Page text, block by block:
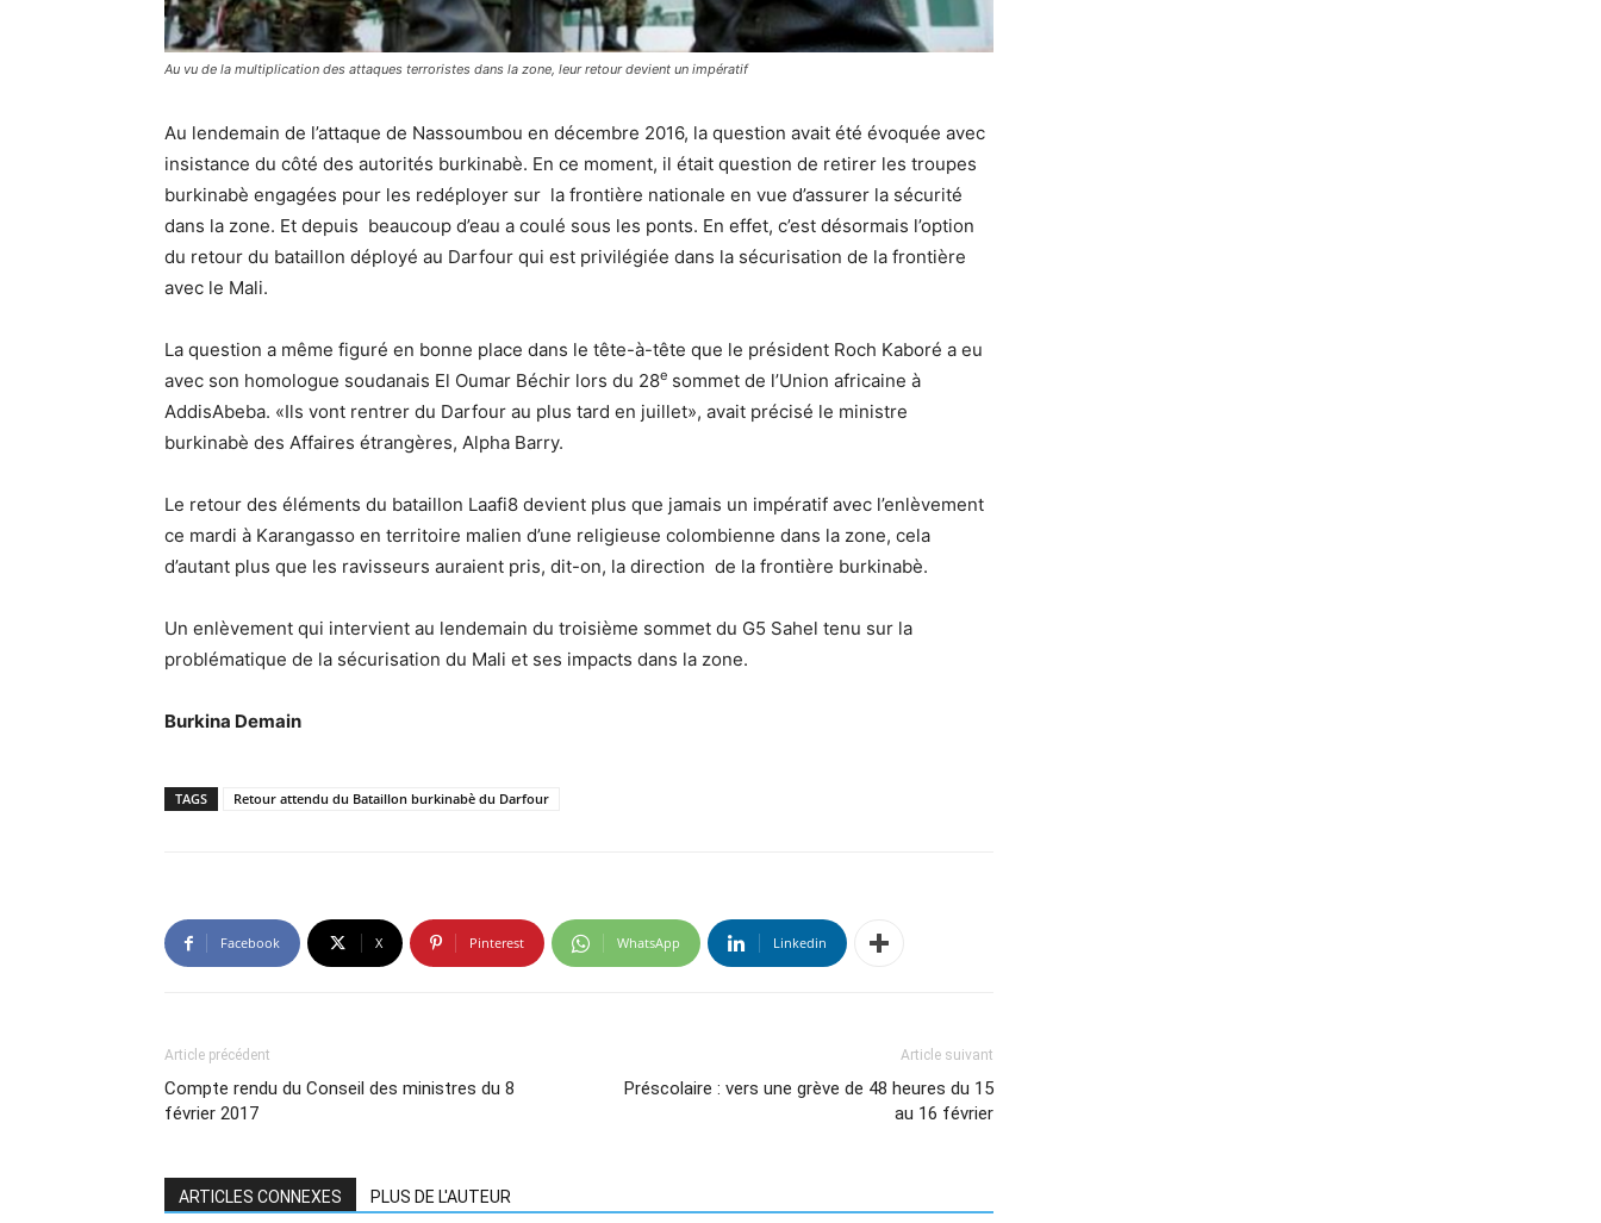
Au vu de la multiplication des attaques terroristes dans la zone, leur retour devient un impératif
Au lendemain de l’attaque de Nassoumbou en décembre 2016, la question avait été évoquée avec
insistance du côté des autorités burkinabè. En ce moment, il était question de retirer les troupes
burkinabè engagées pour les redéployer sur la frontière nationale en vue d’assurer la sécurité
dans la zone. Et depuis beaucoup d’eau a coulé sous les ponts. En effet, c’est désormais l’option
du retour du bataillon déployé au Darfour qui est privilégiée dans la sécurisation de la frontière
avec le Mali.
La question a même figuré en bonne place dans le tête-à-tête que le président Roch Kaboré a eu
avec son homologue soudanais El Oumar Béchir lors du 28e sommet de l’Union africaine à
AddisAbeba. «Ils vont rentrer du Darfour au plus tard en juillet», avait précisé le ministre
burkinabè des Affaires étrangères, Alpha Barry.
Le retour des éléments du bataillon Laafi8 devient plus que jamais un impératif avec l’enlèvement
ce mardi à Karangasso en territoire malien d’une religieuse colombienne dans la zone, cela
d’autant plus que les ravisseurs auraient pris, dit-on, la direction de la frontière burkinabè.
Un enlèvement qui intervient au lendemain du troisième sommet du G5 Sahel tenu sur la
problématique de la sécurisation du Mali et ses impacts dans la zone.
Burkina Demain
TAGS Retour attendu du Bataillon burkinabè du Darfour
Facebook X Pinterest WhatsApp Linkedin
Article précédent
Compte rendu du Conseil des ministres du 8
février 2017
Article suivant
Préscolaire : vers une grève de 48 heures du 15
au 16 février
ARTICLES CONNEXES PLUS DE L'AUTEUR